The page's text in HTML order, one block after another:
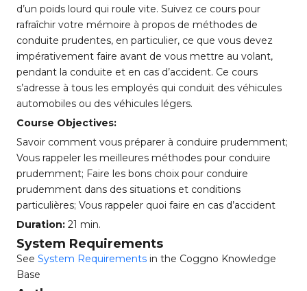
d’un poids lourd qui roule vite. Suivez ce cours pour
rafraîchir votre mémoire à propos de méthodes de
conduite prudentes, en particulier, ce que vous devez
impérativement faire avant de vous mettre au volant,
pendant la conduite et en cas d’accident. Ce cours
s’adresse à tous les employés qui conduit des véhicules
automobiles ou des véhicules légers.
Course Objectives:
Savoir comment vous préparer à conduire prudemment;
Vous rappeler les meilleures méthodes pour conduire
prudemment; Faire les bons choix pour conduire
prudemment dans des situations et conditions
particulières; Vous rappeler quoi faire en cas d’accident
Duration: 21 min.
System Requirements
See System Requirements in the Coggno Knowledge
Base